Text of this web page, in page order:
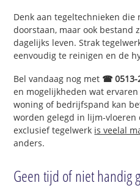
Denk aan tegeltechnieken
doorstaan, maar ook bestand
dagelijks leven. Strak
eenvoudig te reinigen en de
Bel vandaag nog met ☎ 0513-
en mogelijkheden wat
woning of bedrijfspand kan
worden gelegd in lijm-vloeren
exclusief tegelwerk is veelal
anders.
Geen tijd of niet handig